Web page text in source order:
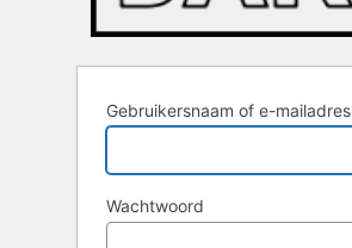
Gebruikersnaam of e-mailadres
Wachtwoord